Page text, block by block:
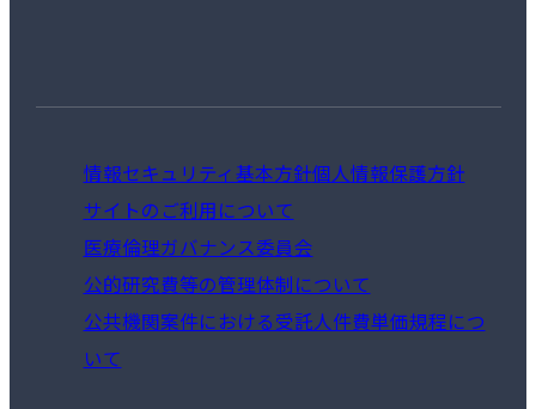
情報セキュリティ基本方針個人情報保護方針
サイトのご利用について
医療倫理ガバナンス委員会
公的研究費等の管理体制について
公共機関案件における受託人件費単価規程につ
いて